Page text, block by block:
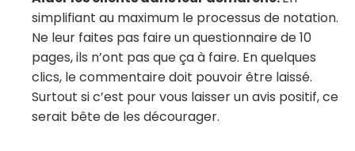
simplifiant au maximum le processus de notation.
Ne leur faites pas faire un questionnaire de 10
pages, ils n’ont pas que ça à faire. En quelques
clics, le commentaire doit pouvoir être laissé.
Surtout si c’est pour vous laisser un avis positif, ce
serait bête de les décourager.